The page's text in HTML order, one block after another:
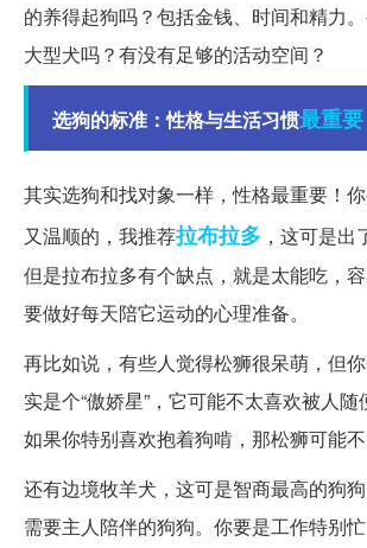
的养得起狗吗？包括金钱、时间和精力
大型犬吗？有没有足够的活动空间？
选狗的标准：性格与生活习惯最重要
其实选狗和找对象一样，性格最重要！
又温顺的，我推荐拉布拉多 ，这可是出
但是拉布拉多有个缺点，就是太能吃，
要做好每天陪它运动的心理准备。
再比如说，有些人觉得松狮很呆萌，但
实是个“傲娇星”，它可能不太喜欢被人随
如果你特别喜欢抱着狗啃，那松狮可能不
还有边境牧羊犬，这可是智商最高的狗
需要主人陪伴的狗狗。你要是工作特别